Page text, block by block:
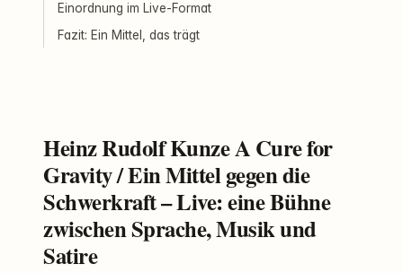
Einordnung im Live-Format
Fazit: Ein Mittel, das trägt
Heinz Rudolf Kunze A Cure for
Gravity / Ein Mittel gegen die
Schwerkraft – Live: eine Bühne
zwischen Sprache, Musik und
Satire